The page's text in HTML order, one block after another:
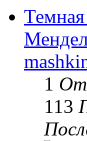
1
113